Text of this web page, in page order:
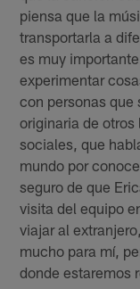
piensa que la
transportarla a
es muy
experimentar
con personas que
originaria de
sociales, que
mundo por
seguro de que
visita del equipo
viajar al
mucho para mí,
donde estaremos